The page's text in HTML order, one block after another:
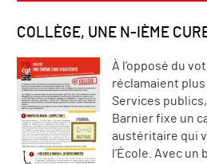
COLLÈGE, UNE N-IÈME
À l’opposé du
réclamaient
Services
Barnier fixe un
austéritaire qui
l’École. Avec